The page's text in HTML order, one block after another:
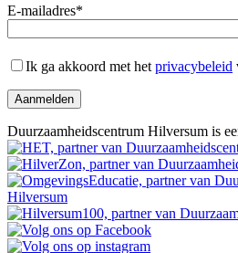
E-mailadres*
dit
leeg
te
laten.
dit
leeg
laten.
Ik ga akkoord met het privacybeleid
Duurzaamheidscentrum Hilversum is